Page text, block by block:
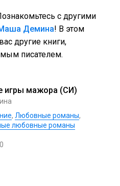
с другими
Демина! В этом
другие книги,
писателем.
игры мажора (СИ)
, Любовные романы,
любовные романы
0